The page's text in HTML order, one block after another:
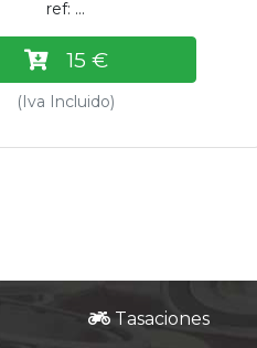
ref: ...
15 €
(Iva Incluido)
Tasaciones